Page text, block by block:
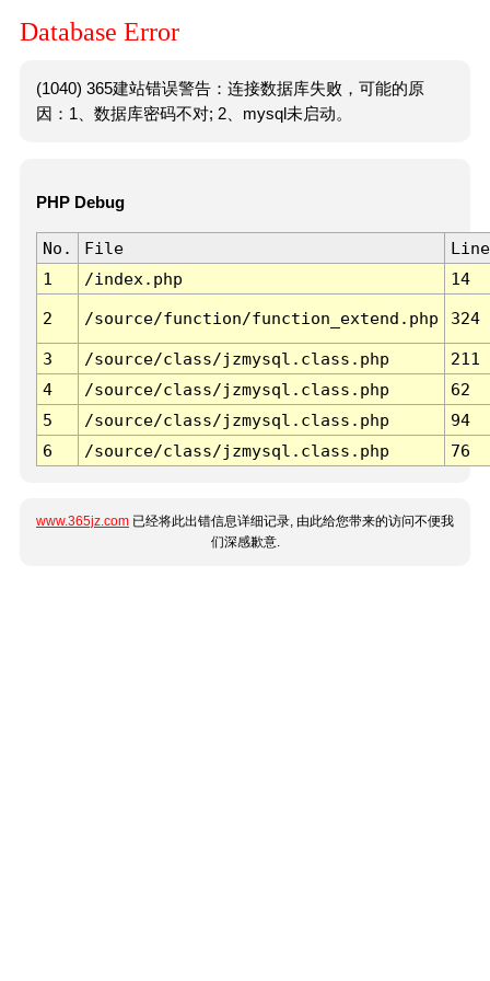
Database Error
(1040) 365建站错误警告：连接数据库失败，可能的原
因：1、数据库密码不对; 2、mysql未启动。
PHP Debug
No. File
Line
1
/index.php 14
2 /source/function/function_extend.php 324
3 /source/class/jzmysql.class.php
211
4
/source/class/jzmysql.class.php
62
5
/source/class/jzmysql.class.php
94
6
/source/class/jzmysql.class.php 76
www.365jz.com 已经将此出错信息详细记录, 由此给您带来的访问不便我
们深感歉意.